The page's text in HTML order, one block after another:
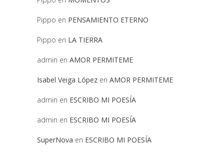
Pippo en PENSAMIENTO ETERNO
Pippo en LA TIERRA
admin en AMOR PERMITEME
Isabel Veiga López en AMOR PERMITEME
admin en ESCRIBO MI POESÍA
admin en ESCRIBO MI POESÍA
SuperNova en ESCRIBO MI POESÍA